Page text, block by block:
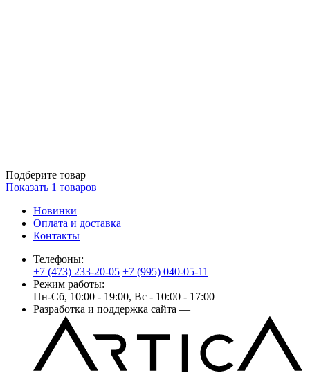
Подберите товар
Показать 1 товаров
Новинки
Оплата и доставка
Контакты
Телефоны:
+7 (473) 233-20-05 +7 (995) 040-05-11
Режим работы:
Пн-Сб, 10:00 - 19:00, Вс - 10:00 - 17:00
Разработка и поддержка сайта —